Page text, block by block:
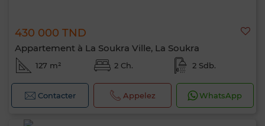
430 000 TND
Appartement à La Soukra Ville, La Soukra
127 m² 2 Ch. 2 Sdb.
Contacter Appelez WhatsApp